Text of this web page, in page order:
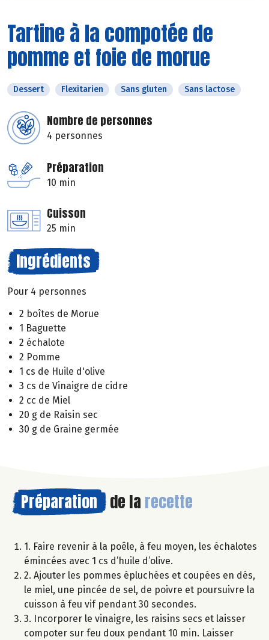
Tartine à la compotée de
pomme et foie de morue
Dessert Flexitarien Sans gluten Sans lactose
Nombre de personnes
4 personnes
Préparation
10 min
Cuisson
25 min
Ingrédients
Pour 4 personnes
2 boîtes de Morue
1 Baguette
2 échalote
2 Pomme
1 cs de Huile d'olive
3 cs de Vinaigre de cidre
2 cc de Miel
20 g de Raisin sec
30 g de Graine germée
Préparation de la recette
1. Faire revenir à la poêle, à feu moyen, les échalotes
émincées avec 1 cs d’huile d’olive.
2. Ajouter les pommes épluchées et coupées en dés,
le miel, une pincée de sel, de poivre et poursuivre la
cuisson à feu vif pendant 30 secondes.
3. Incorporer le vinaigre, les raisins secs et laisser
compoter sur feu doux pendant 10 min. Laisser